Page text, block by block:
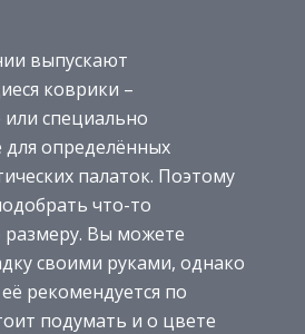
выпускают
коврики –
специально
определённых
палаток. Поэтому
что-то
Вы можете
своими руками, однако
рекомендуется по
подумать и о цвете